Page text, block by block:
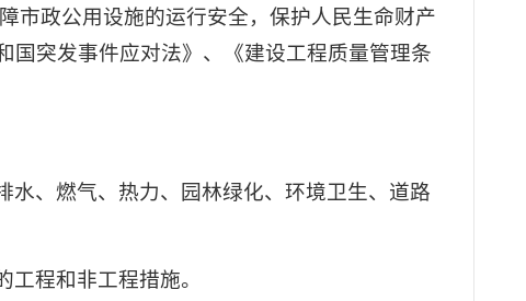
市政公用设施的运行安全，保护人民生命财产
国突发事件应对法》、《建设工程质量管理条
、燃气、热力、园林绿化、环境卫生、道路
程和非工程措施。